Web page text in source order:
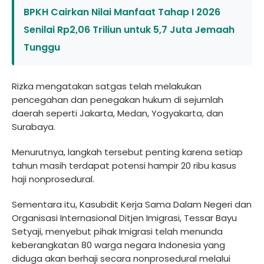
BPKH Cairkan Nilai Manfaat Tahap I 2026
Senilai Rp2,06 Triliun untuk 5,7 Juta Jemaah
Tunggu
Rizka mengatakan satgas telah melakukan
pencegahan dan penegakan hukum di sejumlah
daerah seperti Jakarta, Medan, Yogyakarta, dan
Surabaya.
Menurutnya, langkah tersebut penting karena setiap
tahun masih terdapat potensi hampir 20 ribu kasus
haji nonprosedural.
Sementara itu, Kasubdit Kerja Sama Dalam Negeri dan
Organisasi Internasional Ditjen Imigrasi, Tessar Bayu
Setyaji, menyebut pihak Imigrasi telah menunda
keberangkatan 80 warga negara Indonesia yang
diduga akan berhaji secara nonprosedural melalui